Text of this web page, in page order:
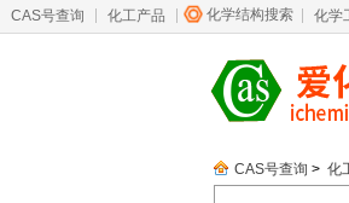
CAS号查询 化工产品 化学结构搜索 化学
CAS号查询 > 化